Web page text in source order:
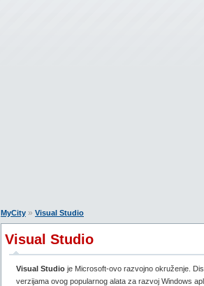
MyCity » Visual Studio
Visual Studio
Visual Studio je Microsoft-ovo razvojno okruženje.
verzijama ovog popularnog alata za razvoj Windows